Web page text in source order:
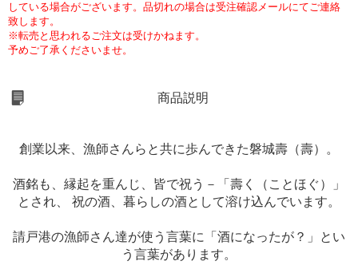
している場合がございます。品切れの場合は受注確認メールにてご連絡
致します。
※転売と思われるご注文は受けかねます。
予めご了承くださいませ。
商品説明
創業以来、漁師さんらと共に歩んできた磐城壽（壽）。
酒銘も、縁起を重んじ、皆で祝う－「壽く（ことほぐ）」
とされ、 祝の酒、暮らしの酒として溶け込んでいます。
請戸港の漁師さん達が使う言葉に「酒になったが？」とい
う言葉があります。